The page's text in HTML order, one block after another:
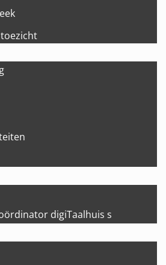
toezicht
digiTaalhuis s